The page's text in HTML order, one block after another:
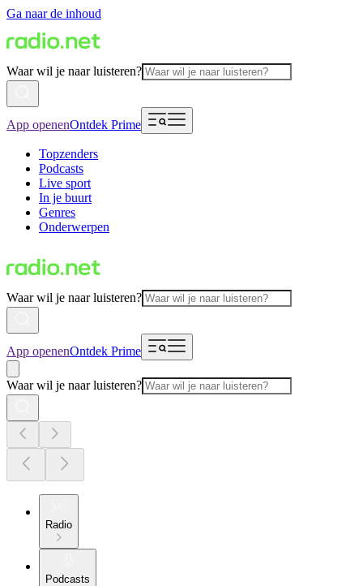
Ga naar de inhoud
Waar wil je naar luisteren?
App openenOntdek Prime
Topzenders
Podcasts
Live sport
In je buurt
Genres
Onderwerpen
Waar wil je naar luisteren?
App openenOntdek Prime
Waar wil je naar luisteren?
Radio
Podcasts